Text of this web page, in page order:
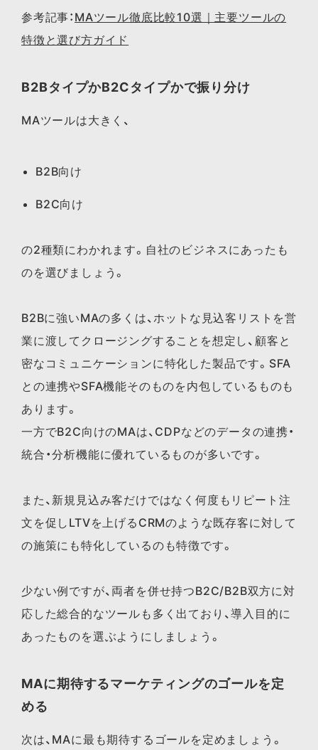
参考記事： MAツール徹底比較10選｜主要ツールの
特徴と選び方ガイド
B2BタイプかB2Cタイプかで振り分け
MAツールは大きく、
B2B向け
B2C向け
の2種類にわかれます。自社のビジネスにあったも
のを選びましょう。
B2Bに強いMAの多くは、ホットな見込客リストを営
業に渡してクロージングすることを想定し、顧客と
密なコミュニケーションに特化した製品です。SFA
との連携やSFA機能そのものを内包しているものも
あります。
一方でB2C向けのMAは、CDPなどのデータの連携・
統合・分析機能に優れているものが多いです。
また、新規見込み客だけではなく何度もリピート注
文を促しLTVを上げるCRMのような既存客に対して
の施策にも特化しているのも特徴です。
少ない例ですが、両者を併せ持つB2C/B2B双方に対
応した総合的なツールも多く出ており、導入目的に
あったものを選ぶようにしましょう。
MAに期待するマーケティングのゴールを定
める
次は、MAに最も期待するゴールを定めましょう。